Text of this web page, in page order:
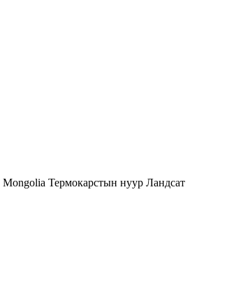
Mongolia Термокарстын нуур Ландсат